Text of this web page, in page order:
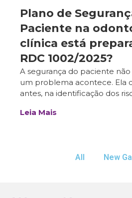
Plano de
Paciente na
clínica está
RDC 1002/2025?
A segurança do paciente
um problema acontece. Ela
antes, na identificação dos
Leia Mais
All New